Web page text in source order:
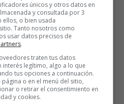
que no había riesgos de que
de sindromes. Ahora, que mi
del sector privado el tipo de
Durante lasemana once de
ecografía obstétrica en la que
de datos, que junto con los
análisis de sangreque deberé
de la ecografía darán como
únicos y otros datos en
y consultada por 3
o bien usada
Tanto nosotros como
usar datos precisos de
.
traten tus datos
interés legítimo, algo a lo que
tus opciones a continuación.
o en el menú del sitio,
o retirar el consentimiento en
y cookies.